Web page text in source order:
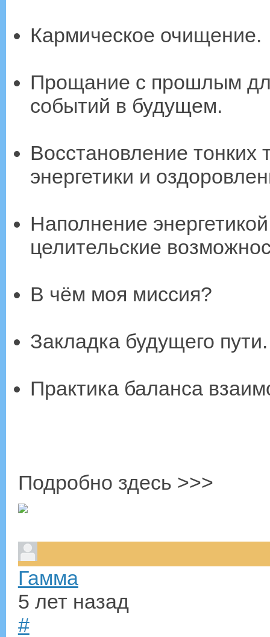
Кармическое очищение.
Прощание с прошлым
событий в будущем.
Восстановление тонких
энергетики и
Наполнение
целительские
В чём моя миссия?
Закладка будущего пути.
Практика баланса
Подробно здесь >>>
Гамма
5 лет назад
#